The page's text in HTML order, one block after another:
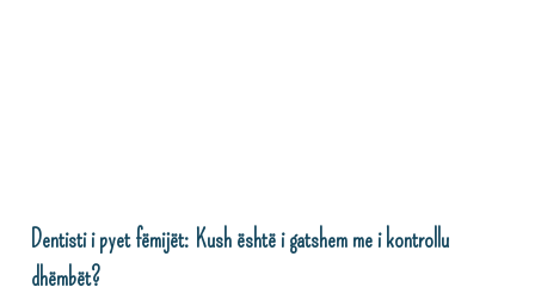
Dentisti i pyet fëmijët: Kush është i gatshem me i kontrollu
dhëmbët?